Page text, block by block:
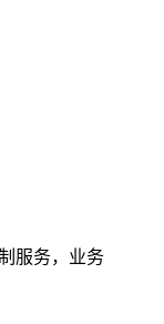
服务，业务